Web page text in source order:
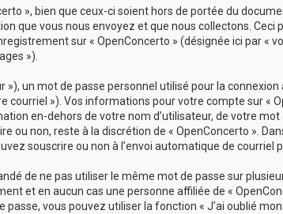
», bien que ceux-ci soient hors de portée du
que vous nous envoyez et que nous collectons. Ceci
sur « OpenConcerto » (désignée ici par «
»).
un mot de passe personnel utilisé pour la
courriel »). Vos informations pour votre compte sur «
en-dehors de votre nom d’utilisateur, de votre
ou non, reste à la discrétion de « OpenConcerto ».
souscrire ou non à l’envoi automatique de courriel
de ne pas utiliser le même mot de passe sur
et en aucun cas une personne affiliée de «
vous pouvez utiliser la fonction « J’ai oublié